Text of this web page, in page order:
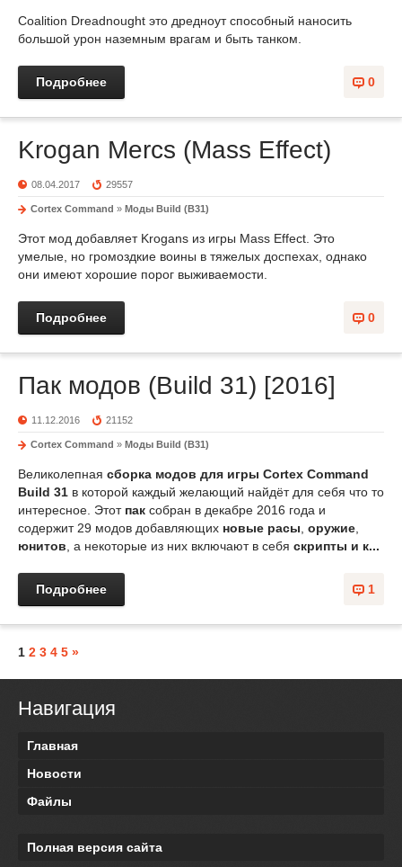
Coalition Dreadnought это дредноут способный наносить
большой урон наземным врагам и быть танком.
0
Подробнее
Krogan Mercs (Mass Effect)
08.04.2017 29557
Cortex Command » Моды Build (B31)
Этот мод добавляет Krogans из игры Mass Effect. Это
умелые, но громоздкие воины в тяжелых доспехах, однако
они имеют хорошие порог выживаемости.
0
Подробнее
Пак модов (Build 31) [2016]
11.12.2016 21152
Cortex Command » Моды Build (B31)
Великолепная сборка модов для игры Cortex Command
Build 31 в которой каждый желающий найдёт для себя что то
интересное. Этот пак собран в декабре 2016 года и
содержит 29 модов добавляющих новые расы оружие
юнитов , а некоторые из них включают в себя скрипты и к...
1
Подробнее
1 2 3 4 5 »
Навигация
Главная
Новости
Файлы
Полная версия сайта